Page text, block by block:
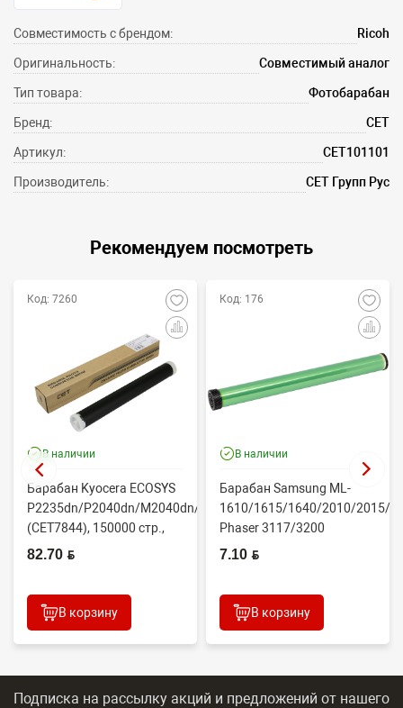
Совместимость с брендом: Ricoh
Оригинальность: Совместимый аналог
Тип товара: Фотобарабан
Бренд: CET
Артикул: CET101101
Производитель: СЕТ Групп Рус
Рекомендуем посмотреть
Код: 7260
В наличии
Барабан Kyocera ECOSYS
P2235dn/P2040dn/M2040dn/M2540dw
(CET7844), 150000 стр.,
Япония
82.70 BYN
В корзину
Код: 176
В наличии
Барабан Samsung ML-
1610/1615/1640/2010/2015/
Phaser 3117/3200
(CONTENT)
7.10 BYN
В корзину
Подписка на рассылку акций и предложений от нашего